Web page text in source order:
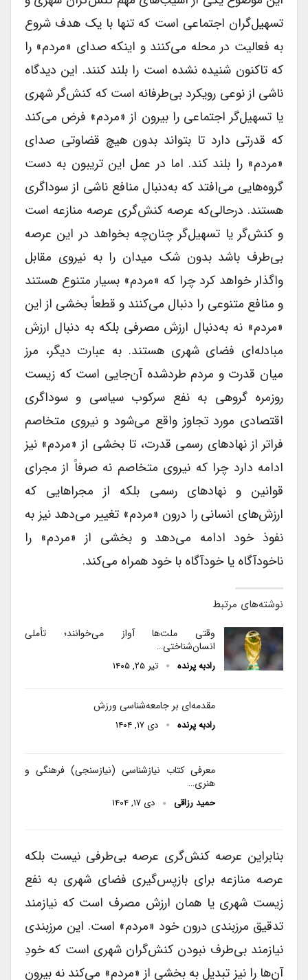
تسهیل‌گران اجتماعی است که تنها با یک هدف شروع
به فعالیت در محله می‌کنند و اینکه صدای «مردم» را
که تاکنون شنیده نشده است را بلند کنند. این دیدگاه
ناشی از نوعی رویکرد بی‌طرفانه است که کنش‌گر شهری
یا تسهیل‌گر اجتماعی را بیرون از «مردم» فرض می‌کند
که قدرتی دارد تا بتواند بدون هیچ قضاوتی صدای
«مردم» را بلند کند. اما در عمل این تریبون به دست
گروه‌هایی می‌افتد که به‌دنبال منافع ناشی از سوداگری
هستند. درحالی‌که عرصه کنش‌گری عرصه منازعه است
و کنش‌گر یا تسهیل‌گر چنان‌چه بخواهد در این عرصه
بی‌طرف باشد بدون شک میدان را به نیروی مقابل
واگذار خواهد کرد چرا که «مردم» بسیار متنوع هستند
و منافع متنوعی را دنبال می‌کنند و قطعاً بخشی از این
«مردم» نه به‌دنبال ارزش مصرفی بلکه به دنبال ارزش
مبادله‌ای فضای شهری هستند. به عبارت دیگر، مرز
میان قدرت و مردم طردشده آن‌جایی است که زیست
روزمره گروهی به نفع سرکوب سیاسی و سوداگری
اقتصادی مورد تجاوز واقع می‌شود و نیروی متخاصم
فراتر از نهادهای رسمی قدرت، تا بخشی از «مردم» نیز
ادامه دارد چرا که نیروی متخاصم نه صرفاً از مجرای
قوانین و نهادهای رسمی بلکه از مجراهایی که
ارزش‌های انسانی را درون «مردم» تغییر می‌دهد نیز به
نفوذ خود ادامه می‌دهد و بخشی از «مردم» را
ناخودآگاه یا خودآگاه با خود همراه می‌کند.
نوشته‌های مرتبط
وقتی ملت‌ها آواز می‌خوانند؛ تأملی
انسان‌شناختی…
رادبه پرنده تیر ۲۵, ۱۴۰۵
مقدمه‌ای بر جامعه‌شناسی ورزش
رادبه پرنده دی ۱۷, ۱۴۰۴
معرفی کتاب نیازشناسی (نیازسنجی) فرهنگی و
هنری…
حمید رزاقی دی ۱۷, ۱۴۰۴
بنابراین عرصه کنش‌گری عرصه بی‌طرفی نیست بلکه
عرصه منازعه برای بازپس‌گیری فضای شهری به نفع
زیست شهری یا همان ارزش مصرف است که نیازمند
تدقیق مرزبندی درون خود «مردم» است. این مرزبندی
نیازمند بی‌طرف نبودن کنش‌گران شهری است که خودِ
آن‌ها را نیز تبدیل به بخشی از «مردم» می‌کند نه بیرون